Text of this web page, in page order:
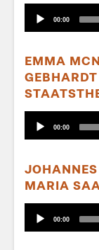
Audio-
PlayerAktueller
Zeitpunkt
00:00
EMMA
Audio-
PlayerAktueller
Zeitpunkt
00:00
MARIA
Audio-
PlayerAktueller
Zeitpunkt
00:00